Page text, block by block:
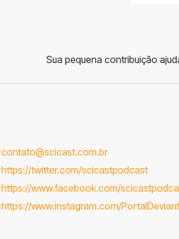
Sua pequena contribuição
contato@scicast.com.br
https://twitter.com/scicastpodcast
https://www.facebook.com/
https://www.instagram.com/